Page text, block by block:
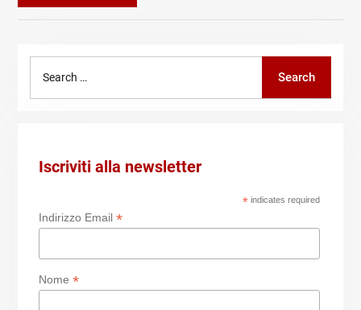
Search
Iscriviti alla newsletter
*indicates required
Indirizzo Email *
Nome *